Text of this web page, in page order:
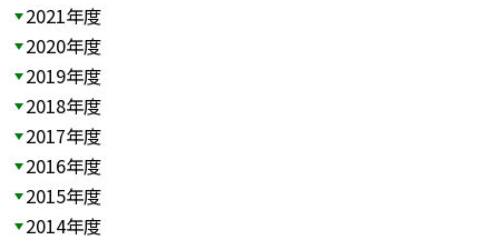
2021年度
2020年度
2019年度
2018年度
2017年度
2016年度
2015年度
2014年度